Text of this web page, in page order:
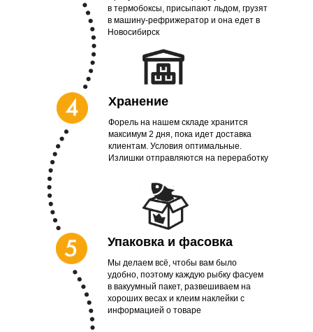
в термобоксы, присыпают льдом, грузят
в машину-рефрижератор и она едет в
Новосибирск
Мы делаем всё, чтобы вам было
удобно, поэтому каждую рыбку фасуем
в вакуумный пакет, развешиваем на
хороших весах и клеим наклейки с
информацией о товаре
Упаковка и фасовка
Хранение
Форель на нашем складе хранится
максимум 2 дня, пока идет доставка
клиентам. Условия оптимальные.
Излишки отправляются на переработку